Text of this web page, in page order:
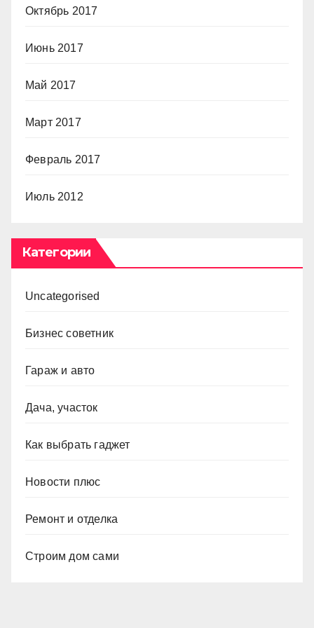
Октябрь 2017
Июнь 2017
Май 2017
Март 2017
Февраль 2017
Июль 2012
Категории
Uncategorised
Бизнес советник
Гараж и авто
Дача, участок
Как выбрать гаджет
Новости плюс
Ремонт и отделка
Строим дом сами